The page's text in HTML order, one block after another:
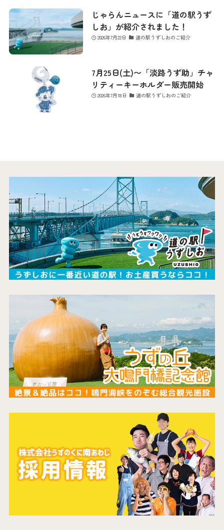
じゃらんニュースに「道の駅うず
しお」が紹介されました！
2026年7月22日 道の駅うずしおのご紹介
7月25日(土)〜「淡路うず助」チャ
リティーキーホルダー販売開始
2026年7月18日 道の駅うずしおのご紹介